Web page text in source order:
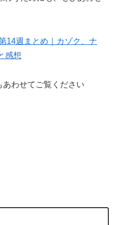
14週まとめ｜カゾク、ナ
感想
わせてご覧ください